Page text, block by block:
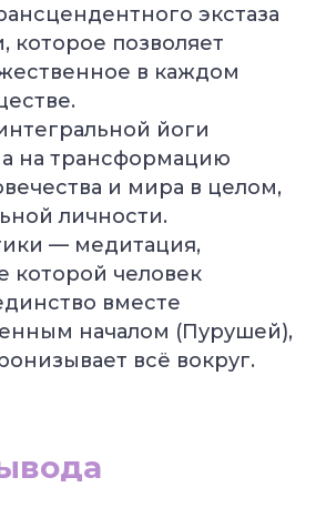
экстаза
которое позволяет
в каждом
йоги
на трансформацию
и мира в целом,
личности.
— медитация,
которой человек
вместе
началом (Пурушей),
всё вокруг.
Пранаяма:
дыхательные
техники
в практике йоги
Подробнее